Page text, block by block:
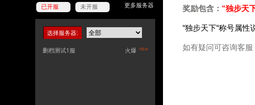
已开服 未开服
选择服务器:
火爆
删档测试1服
更多服务器 奖励包含： “独步天
“独步天下“称号属
如有疑问可咨询客服